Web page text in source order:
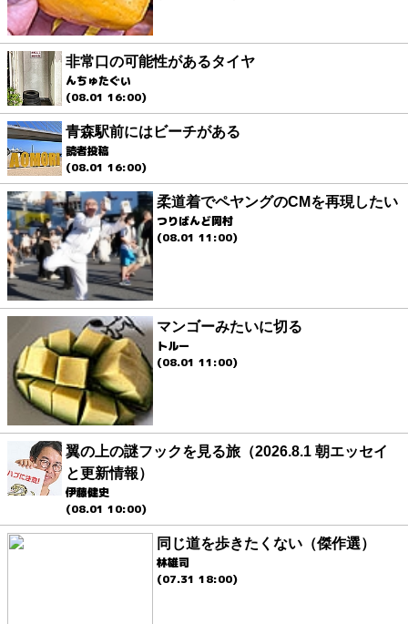
非常口の可能性があるタイヤ
んちゅたぐい
(08.01 16:00)
青森駅前にはビーチがある
読者投稿
(08.01 16:00)
柔道着でペヤングのCMを再現したい
つりばんど岡村
(08.01 11:00)
マンゴーみたいに切る
トルー
(08.01 11:00)
翼の上の謎フックを見る旅（2026.8.1 朝エッセイ
と更新情報）
伊藤健史
(08.01 10:00)
同じ道を歩きたくない（傑作選）
林雄司
(07.31 18:00)